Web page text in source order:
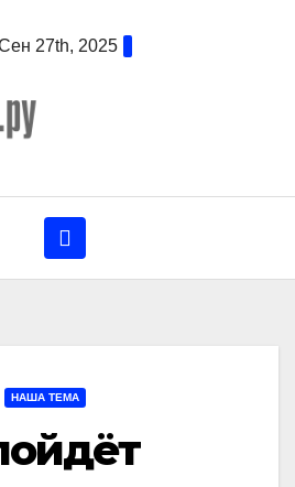
27th, 2025
НАША ТЕМА